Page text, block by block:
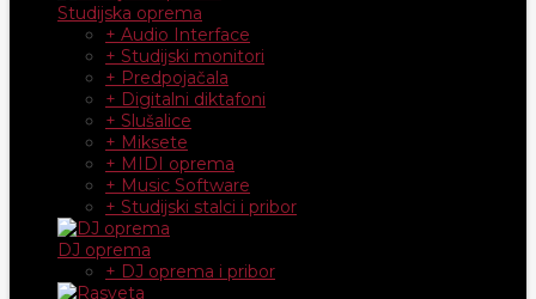
Studijska oprema
+ Audio Interface
+ Studijski monitori
+ Predpojačala
+ Digitalni diktafoni
+ Slušalice
+ Miksete
+ MIDI oprema
+ Music Software
+ Studijski stalci i pribor
DJ oprema
+ DJ oprema i pribor